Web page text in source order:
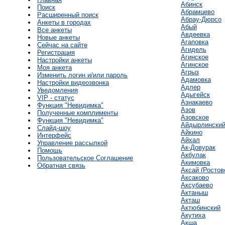
Поиск
Расширенный поиск
Анкеты в городах
Все анкеты
Новые анкеты
Сейчас на сайте
Регистрация
Настройки анкеты
Моя анкета
Изменить логин и/или пароль
Настройки видеозвонка
Уведомления
VIP - статус
Функция "Невидимка"
Полученные комплименты
Функция "Невидимка"
Слайд-шоу
Интерфейс
Управление рассылкой
Помощь
Пользовательское Соглашение
Обратная связь
Абинск
Абрамцево
Абрау-Дюрсо
Абый
Авдеевка
Агаповка
Агидель
Агинское
Агинское
Агрыз
Адамовка
Адлер
Адыгейск
Азнакаево
Азов
Азовское
Айдырлинский
Айкино
Айхал
Ак-Довурак
Акбулак
Акимовка
Аксай
Аксаково
Аксубаево
Актаныш
Акташ
Актюбинский
Акутиха
Акша